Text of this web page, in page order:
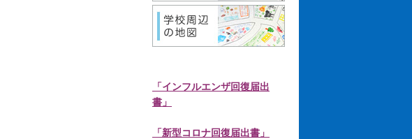
「インフルエンザ回復届出
書」
「新型コロナ回復届出書」